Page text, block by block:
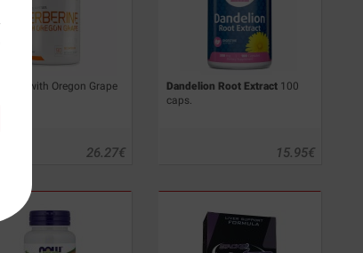
with Oregon Grape
€
26.27
Dandelion Root Extract100
caps.
€
15.95